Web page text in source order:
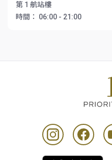
第 1 航站樓
時間：
06:00 - 21:00